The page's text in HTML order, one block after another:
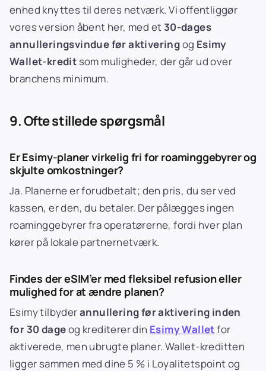
enhed knyttes til deres netværk. Vi offentliggør
vores version åbent her, med et30-dages
annulleringsvindue før aktiveringog Esimy
Wallet-kredit som muligheder, der går ud over
branchens minimum.
9. Ofte stillede spørgsmål
Er Esimy-planer virkelig fri for roaminggebyrer og
skjulte omkostninger?
Ja. Planerne er forudbetalt; den pris, du ser ved
kassen, er den, du betaler. Der pålægges ingen
roaminggebyrer fra operatørerne, fordi hver plan
kører på lokale partnernetværk.
Findes der eSIM’er med fleksibel refusion eller
mulighed for at ændre planen?
Esimy tilbyderannullering før aktivering inden
for 30 dageog krediterer din Esimy Walletfor
aktiverede, men ubrugte planer. Wallet-kreditten
ligger sammen med dine 5 % i Loyalitetspoint og